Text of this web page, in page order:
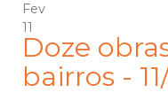
Fev
11
Doze
bairros -